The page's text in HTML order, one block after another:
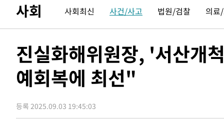
-10756초 전 > 낮 최고 35도 '무더위'…동해안 시간당 30㎜ '강한 비'[내
-10026초 전 >[속보]이강인 "감독님이 원하는 마음 느꼈고, 많은 트로
-8777초 전 >온열질환 사망자 3명 늘어…누적 환자 3000명 돌파
-2722초 전 >강릉에 시간당 81.4㎜ 물폭탄…도로 잠기고 담벼락 붕괴
19분 전 >백운산서 80년근 천종산삼 9뿌리 발견…감정가 1.3억원
1시간 전 >남자 농구, 나고야 아시안게임서 '홈팀' 일본과 한일전
사회 사회최신 사건/사고 법원/검찰 의료
진실화해위원장, '서산개
예회복에 최선"
등록 2025.09.03 19:45:03